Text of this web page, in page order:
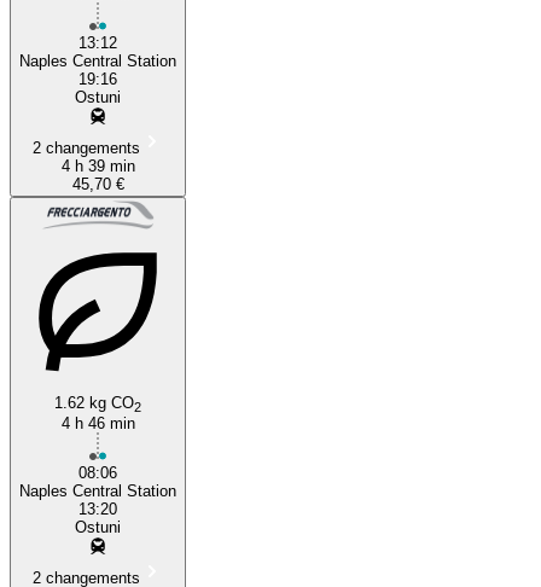
13:12
Naples Central Station
19:16
Ostuni
2 changements
4 h 39 min
45,70 €
1.62 kg CO2
4 h 46 min
08:06
Naples Central Station
13:20
Ostuni
2 changements